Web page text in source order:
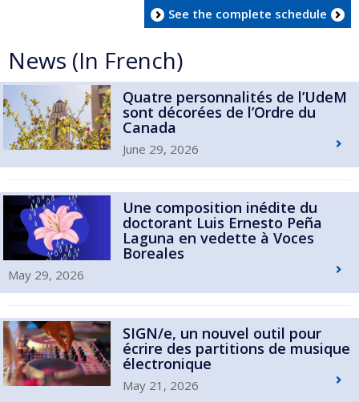
See the complete schedule
News (In French)
Quatre personnalités de l’UdeM
sont décorées de l’Ordre du
Canada
June 29, 2026
Une composition inédite du
doctorant Luis Ernesto Peña
Laguna en vedette à Voces
Boreales
May 29, 2026
SIGN/e, un nouvel outil pour
écrire des partitions de musique
électronique
May 21, 2026